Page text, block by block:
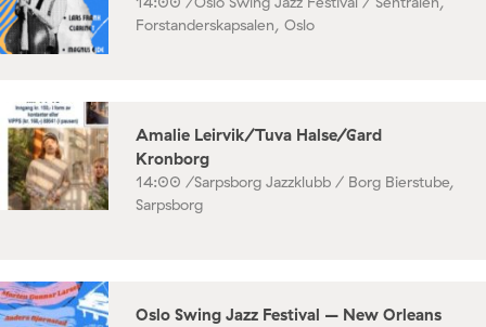
Forstanderskapsalen, Oslo
Amalie Leirvik/Tuva Halse/Gard
Kronborg
14:00 /Sarpsborg Jazzklubb / Borg Bierstube,
Sarpsborg
Oslo Swing Jazz Festival – New Orleans